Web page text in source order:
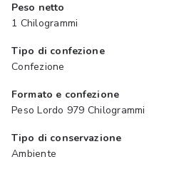
Peso netto
1 Chilogrammi
Tipo di confezione
Confezione
Formato e confezione
Peso Lordo 979 Chilogrammi
Tipo di conservazione
Ambiente